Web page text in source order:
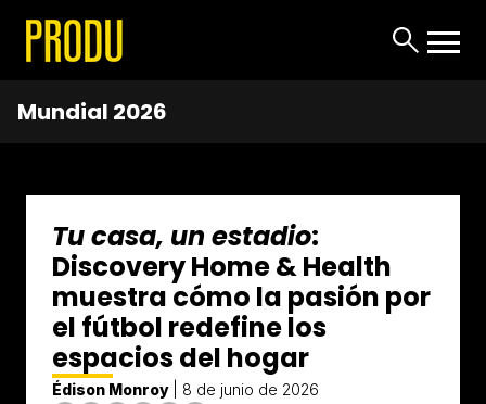
Mundial 2026
Tu casa, un estadio:
Discovery Home & Health
muestra cómo la pasión por
el fútbol redefine los
espacios del hogar
Édison Monroy 8 de junio de 2026